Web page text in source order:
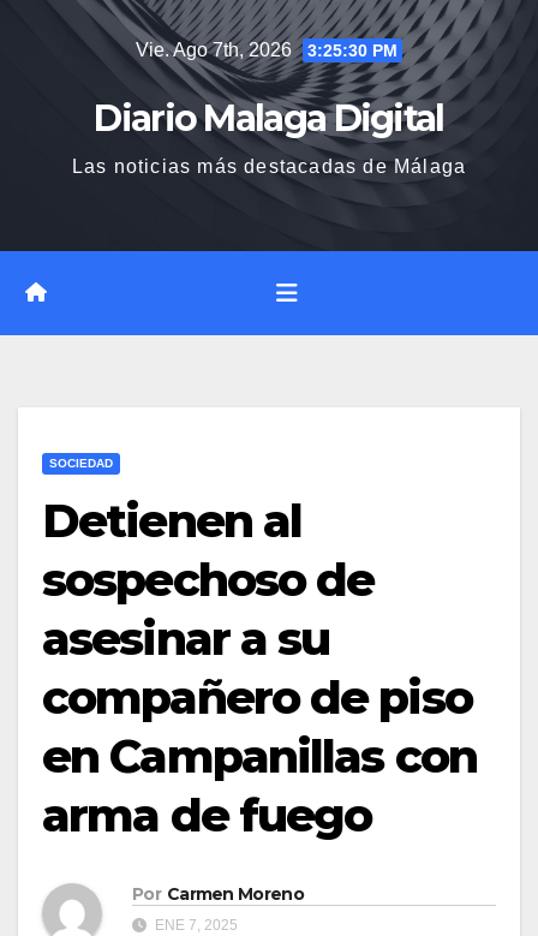
Vie. Ago 7th, 2026 3:25:31 PM
Diario Malaga Digital
Las noticias más destacadas de Málaga
SOCIEDAD
Detienen al
sospechoso de
asesinar a su
compañero de piso
en Campanillas con
arma de fuego
Por Carmen Moreno
ENE 7, 2025